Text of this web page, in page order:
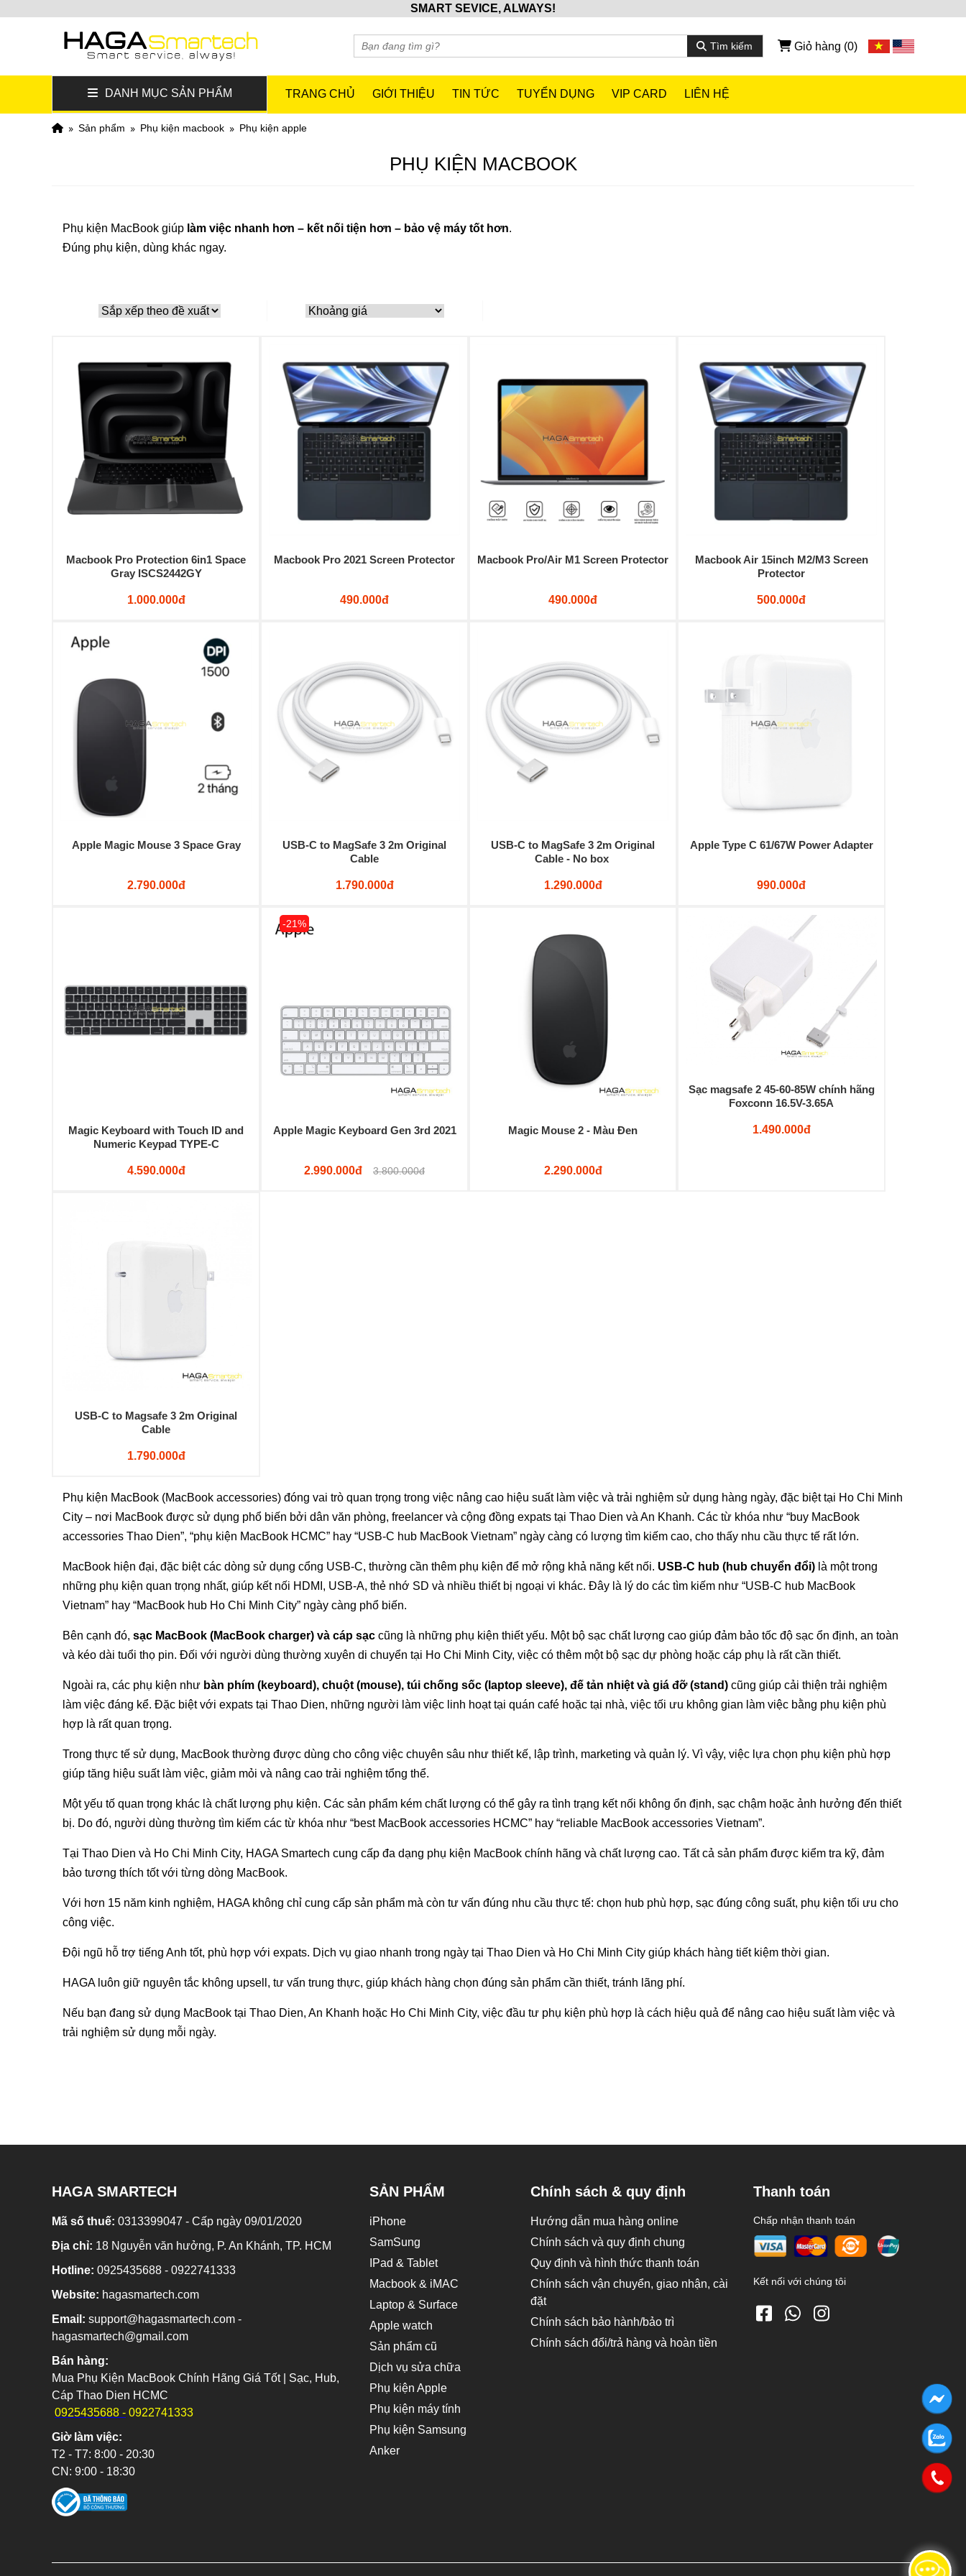
SMART SEVICE, ALWAYS!
Tìm kiếm Giỏ hàng (0)
DANH MỤC SẢN PHẨM TRANG CHỦ GIỚI THIỆU TIN TỨC TUYỂN DỤNG VIP CARD LIÊN HỆ
sản phẩm phụ kiện macbook phụ kiện apple
PHỤ KIỆN MACBOOK
Phụ kiện MacBook giúp làm việc nhanh hơn – kết nối tiện hơn – bảo vệ máy tốt hơn.
Đúng phụ kiện, dùng khác ngay.
Macbook Pro Protection 6in1 Space
Gray ISCS2442GY
1.000.000đ
Macbook Pro 2021 Screen Protector
490.000đ
Macbook Pro/Air M1 Screen Protector
490.000đ
Macbook Air 15inch M2/M3 Screen
Protector
500.000đ
Apple Magic Mouse 3 Space Gray
2.790.000đ
USB-C to MagSafe 3 2m Original
Cable
1.790.000đ
USB-C to MagSafe 3 2m Original
Cable - No box
1.290.000đ
Apple Type C 61/67W Power Adapter
990.000đ
Magic Keyboard with Touch ID and
Numeric Keypad TYPE-C
4.590.000đ
-21%
Apple Magic Keyboard Gen 3rd 2021
2.990.000đ 3.800.000đ
Magic Mouse 2 - Màu Đen
2.290.000đ
Sạc magsafe 2 45-60-85W chính hãng
Foxconn 16.5V-3.65A
1.490.000đ
USB-C to Magsafe 3 2m Original
Cable
1.790.000đ
Phụ kiện MacBook (MacBook accessories) đóng vai trò quan trọng trong việc nâng cao hiệu suất làm việc và trải nghiệm sử dụng hàng ngày, đặc biệt tại Ho Chi Minh
City – nơi MacBook được sử dụng phổ biến bởi dân văn phòng, freelancer và cộng đồng expats tại Thao Dien và An Khanh. Các từ khóa như “buy MacBook
accessories Thao Dien”, “phụ kiện MacBook HCMC” hay “USB-C hub MacBook Vietnam” ngày càng có lượng tìm kiếm cao, cho thấy nhu cầu thực tế rất lớn.
MacBook hiện đại, đặc biệt các dòng sử dụng cổng USB-C, thường cần thêm phụ kiện để mở rộng khả năng kết nối. USB-C hub (hub chuyển đổi) là một trong
những phụ kiện quan trọng nhất, giúp kết nối HDMI, USB-A, thẻ nhớ SD và nhiều thiết bị ngoại vi khác. Đây là lý do các tìm kiếm như “USB-C hub MacBook
Vietnam” hay “MacBook hub Ho Chi Minh City” ngày càng phổ biến.
Bên cạnh đó, sạc MacBook (MacBook charger) và cáp sạc cũng là những phụ kiện thiết yếu. Một bộ sạc chất lượng cao giúp đảm bảo tốc độ sạc ổn định, an toàn
và kéo dài tuổi thọ pin. Đối với người dùng thường xuyên di chuyển tại Ho Chi Minh City, việc có thêm một bộ sạc dự phòng hoặc cáp phụ là rất cần thiết.
Ngoài ra, các phụ kiện như bàn phím (keyboard), chuột (mouse), túi chống sốc (laptop sleeve), đế tản nhiệt và giá đỡ (stand) cũng giúp cải thiện trải nghiệm
làm việc đáng kể. Đặc biệt với expats tại Thao Dien, những người làm việc linh hoạt tại quán café hoặc tại nhà, việc tối ưu không gian làm việc bằng phụ kiện phù
hợp là rất quan trọng.
Trong thực tế sử dụng, MacBook thường được dùng cho công việc chuyên sâu như thiết kế, lập trình, marketing và quản lý. Vì vậy, việc lựa chọn phụ kiện phù hợp
giúp tăng hiệu suất làm việc, giảm mỏi và nâng cao trải nghiệm tổng thể.
Một yếu tố quan trọng khác là chất lượng phụ kiện. Các sản phẩm kém chất lượng có thể gây ra tình trạng kết nối không ổn định, sạc chậm hoặc ảnh hưởng đến thiết
bị. Do đó, người dùng thường tìm kiếm các từ khóa như “best MacBook accessories HCMC” hay “reliable MacBook accessories Vietnam”.
Tại Thao Dien và Ho Chi Minh City, HAGA Smartech cung cấp đa dạng phụ kiện MacBook chính hãng và chất lượng cao. Tất cả sản phẩm được kiểm tra kỹ, đảm
bảo tương thích tốt với từng dòng MacBook.
Với hơn 15 năm kinh nghiệm, HAGA không chỉ cung cấp sản phẩm mà còn tư vấn đúng nhu cầu thực tế: chọn hub phù hợp, sạc đúng công suất, phụ kiện tối ưu cho
công việc.
Đội ngũ hỗ trợ tiếng Anh tốt, phù hợp với expats. Dịch vụ giao nhanh trong ngày tại Thao Dien và Ho Chi Minh City giúp khách hàng tiết kiệm thời gian.
HAGA luôn giữ nguyên tắc không upsell, tư vấn trung thực, giúp khách hàng chọn đúng sản phẩm cần thiết, tránh lãng phí.
Nếu bạn đang sử dụng MacBook tại Thao Dien, An Khanh hoặc Ho Chi Minh City, việc đầu tư phụ kiện phù hợp là cách hiệu quả để nâng cao hiệu suất làm việc và
trải nghiệm sử dụng mỗi ngày.
HAGA SMARTECH
Mã số thuế: 0313399047 - Cấp ngày 09/01/2020
Địa chỉ: 18 Nguyễn văn hưởng, P. An Khánh, TP. HCM
Hotline: 0925435688 - 0922741333
Website: hagasmartech.com
Email: support@hagasmartech.com -
hagasmartech@gmail.com
Bán hàng:
0925435688 - 0922741333
Giờ làm việc:
T2 - T7: 8:00 - 20:30
CN: 9:00 - 18:30
SẢN PHẨM
iPhone
SamSung
IPad & Tablet
Macbook & iMAC
Laptop & Surface
Apple watch
Sản phẩm cũ
Dịch vụ sửa chữa
Phụ kiện Apple
Phụ kiện máy tính
Phụ kiện Samsung
Anker
Chính sách & quy định
Hướng dẫn mua hàng online
Chính sách và quy định chung
Quy định và hình thức thanh toán
Chính sách vận chuyển, giao nhận, cài
đặt
Chính sách bảo hành/bảo trì
Chính sách đổi/trả hàng và hoàn tiền
Thanh toán
Chấp nhận thanh toán
Kết nối với chúng tôi